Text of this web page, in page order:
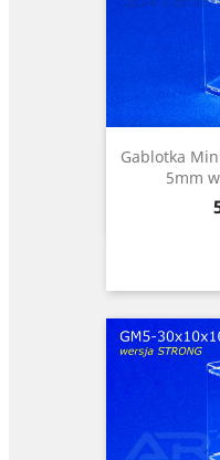
Gablotka
5mm